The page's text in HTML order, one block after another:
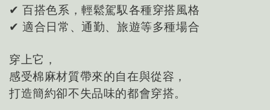
✔ 百搭色系，輕鬆駕馭各種穿搭風格
✔ 適合日常、通勤、旅遊等多種場合
穿上它，
感受棉麻材質帶來的自在與從容，
打造簡約卻不失品味的都會穿搭。